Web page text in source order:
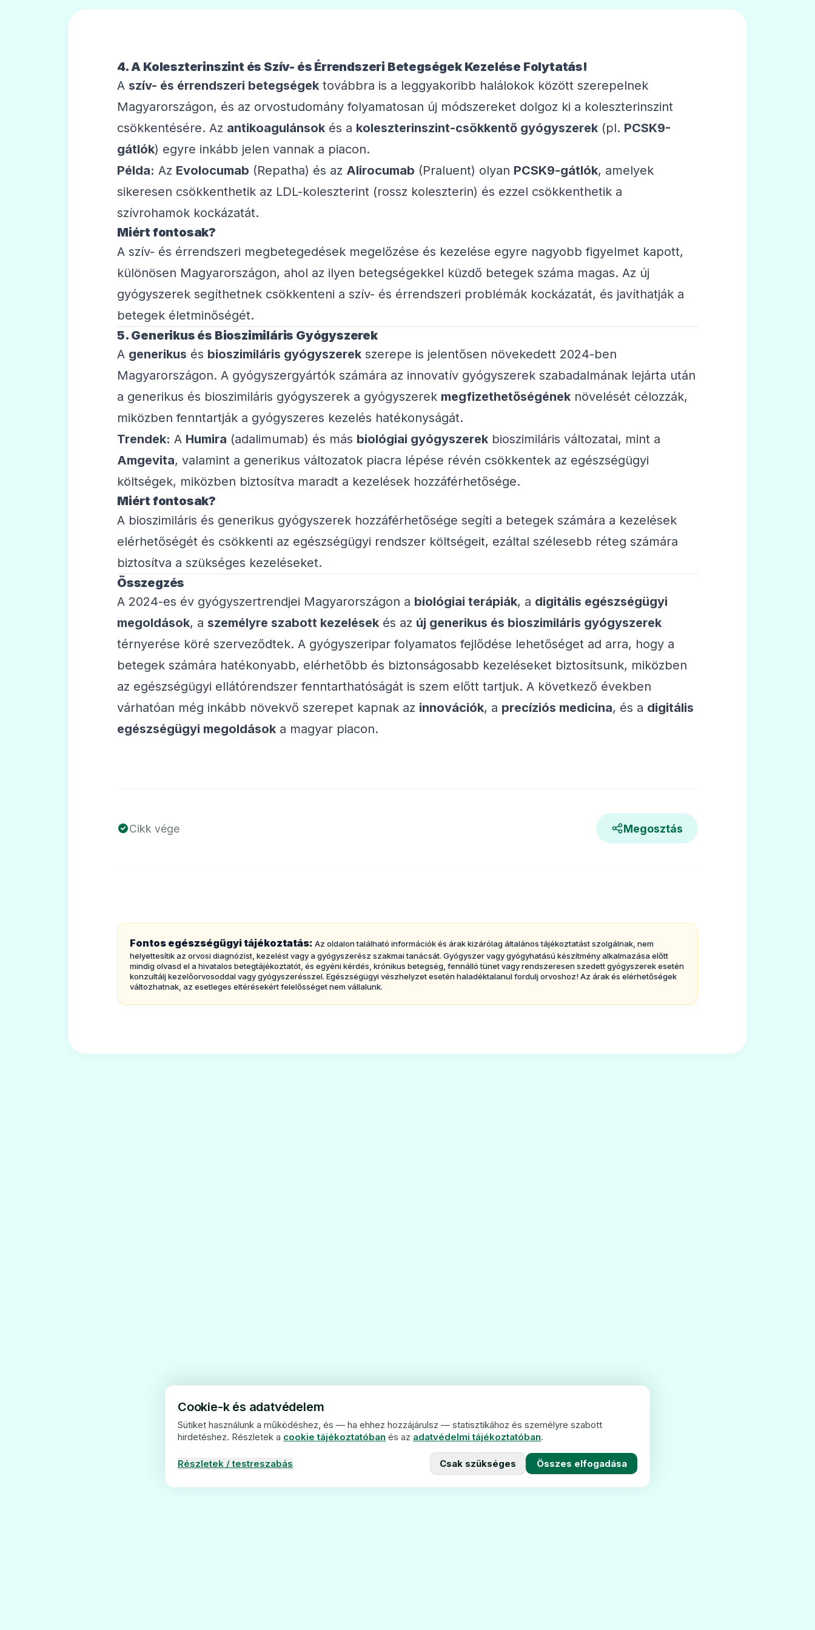
4. A Koleszterinszint és Szív- és Érrendszeri Betegségek Kezelése Folytatás!
A szív- és érrendszeri betegségek továbbra is a leggyakoribb halálokok között szerepelnek
Magyarországon, és az orvostudomány folyamatosan új módszereket dolgoz ki a koleszterinszint
csökkentésére. Az antikoagulánsok és a koleszterinszint-csökkentő gyógyszerek (pl. PCSK9-
gátlók) egyre inkább jelen vannak a piacon.
Példa: Az Evolocumab (Repatha) és az Alirocumab (Praluent) olyan PCSK9-gátlók, amelyek
sikeresen csökkenthetik az LDL-koleszterint (rossz koleszterin) és ezzel csökkenthetik a
szívrohamok kockázatát.
Miért fontosak?
A szív- és érrendszeri megbetegedések megelőzése és kezelése egyre nagyobb figyelmet kapott,
különösen Magyarországon, ahol az ilyen betegségekkel küzdő betegek száma magas. Az új
gyógyszerek segíthetnek csökkenteni a szív- és érrendszeri problémák kockázatát, és javíthatják a
betegek életminőségét.
5. Generikus és Bioszimiláris Gyógyszerek
A generikus és bioszimiláris gyógyszerek szerepe is jelentősen növekedett 2024-ben
Magyarországon. A gyógyszergyártók számára az innovatív gyógyszerek szabadalmának lejárta után
a generikus és bioszimiláris gyógyszerek a gyógyszerek megfizethetőségének növelését célozzák,
miközben fenntartják a gyógyszeres kezelés hatékonyságát.
Trendek: A Humira (adalimumab) és más biológiai gyógyszerek bioszimiláris változatai, mint a
Amgevita, valamint a generikus változatok piacra lépése révén csökkentek az egészségügyi
költségek, miközben biztosítva maradt a kezelések hozzáférhetősége.
Miért fontosak?
A bioszimiláris és generikus gyógyszerek hozzáférhetősége segíti a betegek számára a kezelések
elérhetőségét és csökkenti az egészségügyi rendszer költségeit, ezáltal szélesebb réteg számára
biztosítva a szükséges kezeléseket.
Összegzés
A 2024-es év gyógyszertrendjei Magyarországon a biológiai terápiák, a digitális egészségügyi
megoldások, a személyre szabott kezelések és az új generikus és bioszimiláris gyógyszerek
térnyerése köré szerveződtek. A gyógyszeripar folyamatos fejlődése lehetőséget ad arra, hogy a
betegek számára hatékonyabb, elérhetőbb és biztonságosabb kezeléseket biztosítsunk, miközben
az egészségügyi ellátórendszer fenntarthatóságát is szem előtt tartjuk. A következő években
várhatóan még inkább növekvő szerepet kapnak az innovációk, a precíziós medicina, és a digitális
egészségügyi megoldások a magyar piacon.
Cikk vége Megosztás
Fontos egészségügyi tájékoztatás: Az oldalon található információk és árak kizárólag általános tájékoztatást szolgálnak, nem
helyettesítik az orvosi diagnózist, kezelést vagy a gyógyszerész szakmai tanácsát. Gyógyszer vagy gyógyhatású készítmény alkalmazása előtt
mindig olvasd el a hivatalos betegtájékoztatót, és egyéni kérdés, krónikus betegség, fennálló tünet vagy rendszeresen szedett gyógyszerek esetén
konzultálj kezelőorvosoddal vagy gyógyszerésszel. Egészségügyi vészhelyzet esetén haladéktalanul fordulj orvoshoz! Az árak és elérhetőségek
változhatnak, az esetleges eltérésekért felelősséget nem vállalunk.
Cookie-k és adatvédelem
Sütiket használunk a működéshez, és — ha ehhez hozzájárulsz — statisztikához és személyre szabott
hirdetéshez. Részletek a cookie tájékoztatóban és az adatvédelmi tájékoztatóban.
Részletek / testreszabás Csak szükséges Összes elfogadása